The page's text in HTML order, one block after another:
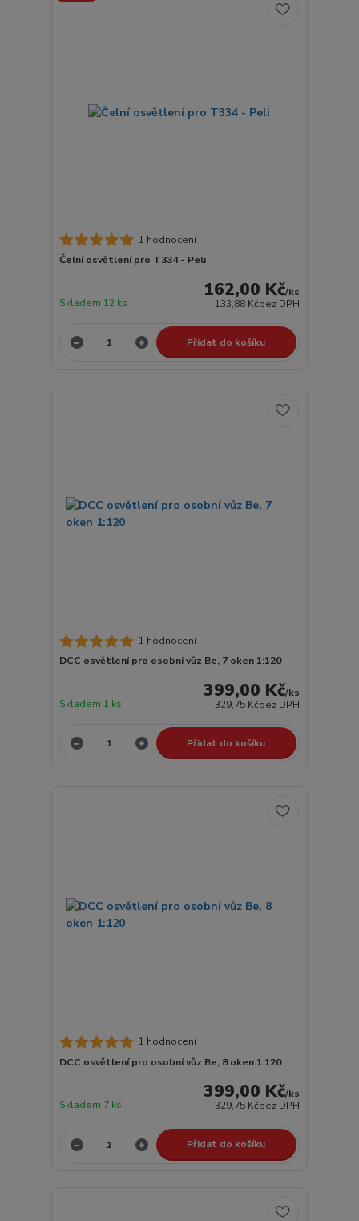
1 hodnocení
Čelní osvětlení pro T334 - Peli
162,00 Kč/ks
133,88 Kčbez DPH
Skladem 12 ks
Přidat do košíku
1 hodnocení
DCC osvětlení pro osobní vůz Be, 7 oken 1:120
399,00 Kč/ks
329,75 Kčbez DPH
Skladem 1 ks
Přidat do košíku
1 hodnocení
DCC osvětlení pro osobní vůz Be, 8 oken 1:120
399,00 Kč/ks
329,75 Kčbez DPH
Skladem 7 ks
Přidat do košíku